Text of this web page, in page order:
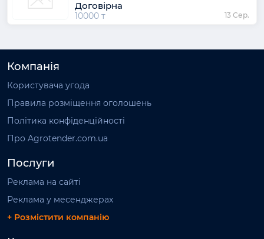
Договірна
10000 т 13 Сер.
Компанія
Користувача угода
Правила розміщення оголошень
Політика конфіденційності
Про Agrotender.com.ua
Послуги
Реклама на сайті
Реклама у месенджерах
+ Розмістити компанію